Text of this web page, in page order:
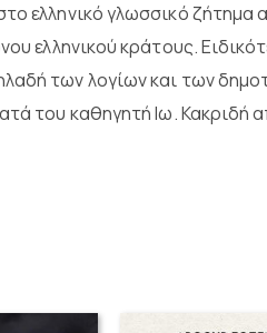
ελληνικό γλωσσικό ζήτημα
ελληνικού κράτους.
των λογίων και των
του καθηγητή Ιω.